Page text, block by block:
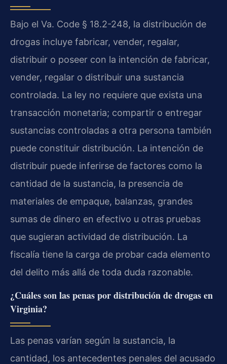
Bajo el Va. Code § 18.2-248, la distribución de
drogas incluye fabricar, vender, regalar,
distribuir o poseer con la intención de fabricar,
vender, regalar o distribuir una sustancia
controlada. La ley no requiere que exista una
transacción monetaria; compartir o entregar
sustancias controladas a otra persona también
puede constituir distribución. La intención de
distribuir puede inferirse de factores como la
cantidad de la sustancia, la presencia de
materiales de empaque, balanzas, grandes
sumas de dinero en efectivo u otras pruebas
que sugieran actividad de distribución. La
fiscalía tiene la carga de probar cada elemento
del delito más allá de toda duda razonable.
¿Cuáles son las penas por distribución de drogas en
Virginia?
Las penas varían según la sustancia, la
cantidad, los antecedentes penales del acusado